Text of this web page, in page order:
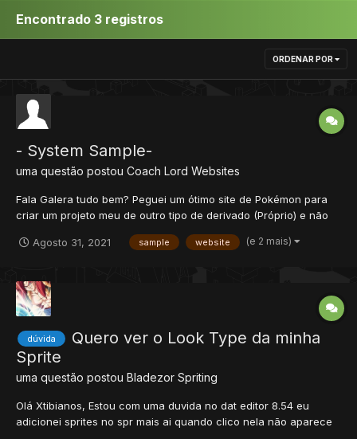
Encontrado 3 registros
ORDENAR POR
- System Sample-
uma questão postou Coach Lord Websites
Fala Galera tudo bem? Peguei um ótimo site de Pokémon para
criar um projeto meu de outro tipo de derivado (Próprio) e não
personagens. EXEMPLO: Nele está configurado igual a OTPoke -
Agosto 31, 2021 sample website (e 2 mais)
dúvida
Quero ver o Look Type da minha
Sprite
uma questão postou Bladezor Spriting
Olá Xtibianos, Estou com uma duvida no dat editor 8.54 eu
adicionei sprites no spr mais ai quando clico nela não aparece